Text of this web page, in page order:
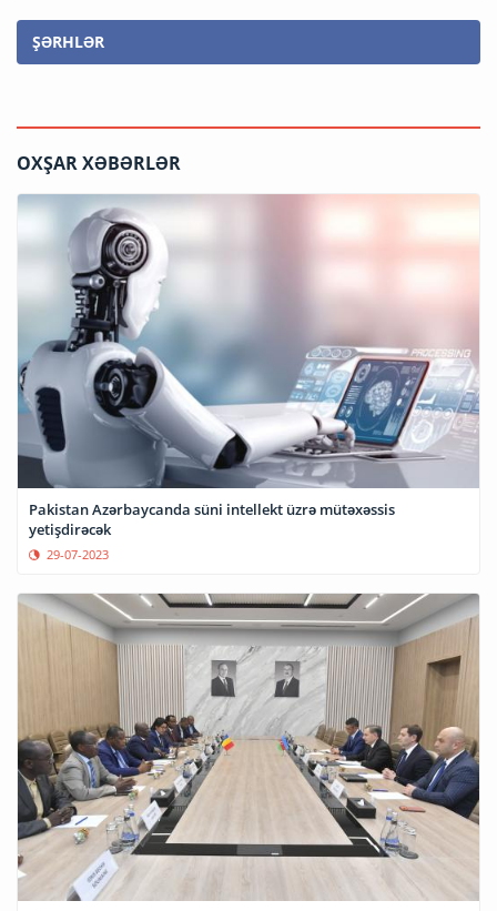
ŞƏRHLƏR
OXŞAR XƏBƏRLƏR
Pakistan Azərbaycanda süni intellekt üzrə mütəxəssis
yetişdirəcək
29-07-2023